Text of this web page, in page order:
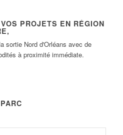
PROJETS EN RÉGION
sortie Nord d'Orléans avec de
à proximité immédiate.